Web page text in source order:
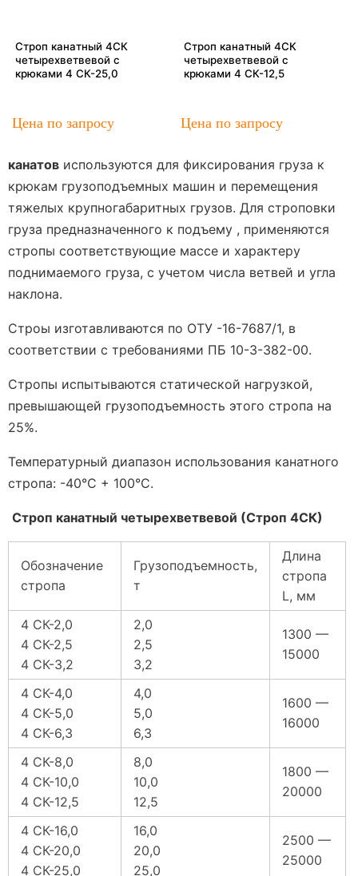
Строп канатный 4СК
четырехветвевой с
крюками 4 СК-25,0
Цена по запросу
Строп канатный 4СК
четырехветвевой с
крюками 4 СК-12,5
Цена по запросу
канатов используются для фиксирования груза к
крюкам грузоподъемных машин и перемещения
тяжелых крупногабаритных грузов. Для строповки
груза предназначенного к подъему , применяются
стропы соответствующие массе и характеру
поднимаемого груза, с учетом числа ветвей и угла
наклона.
Строы изготавливаются по ОТУ -16-7687/1, в
соответствии с требованиями ПБ 10-3-382-00.
Стропы испытываются статической нагрузкой,
превышающей грузоподъемность этого стропа на
25%.
Температурный диапазон использования канатного
стропа: -40°С + 100°С.
Строп канатный четырехветвевой (Строп 4СК)
Обозначение
стропа
Грузоподъемность,
т
Длина
стропа
L, мм
4 СК-2,0
4 СК-2,5
4 СК-3,2
2,0
2,5
3,2
1300 —
15000
4 СК-4,0
4 СК-5,0
4 СК-6,3
4,0
5,0
6,3
1600 —
16000
4 СК-8,0
4 СК-10,0
4 СК-12,5
8,0
10,0
12,5
1800 —
20000
4 СК-16,0
4 СК-20,0
4 СК-25,0
16,0
20,0
25,0
2500 —
25000